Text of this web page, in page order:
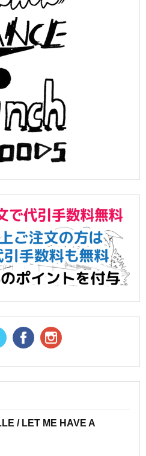
Feed
Twitter Facebook
/ LET ME HAVE A